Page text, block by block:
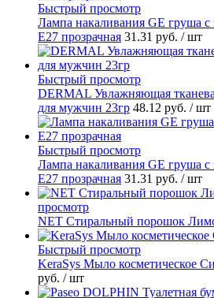
Быстрый просмотр
Лампа накаливания GE груша с
Е27 прозрачная 31.31 руб. / шт
Быстрый просмотр
DERMAL Увлажняющая
для мужчин 23гр 48.12 руб. / шт
Быстрый просмотр
Лампа накаливания GE груша с
Е27 прозрачная 31.31 руб. / шт
просмотр
NET Стиральный порошок
Быстрый просмотр
KeraSys Мыло косметическое
руб. / шт